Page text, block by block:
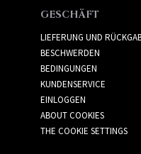
GESCHÄFT
LIEFERUNG UND
BESCHWERDEN
BEDINGUNGEN
KUNDENSERVICE
EINLOGGEN
ABOUT COOKIES
THE COOKIE SETTINGS